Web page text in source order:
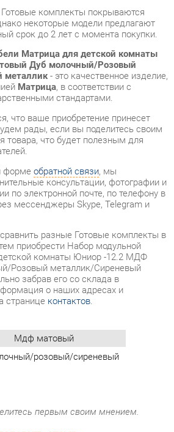
Матрица для детской комнаты
Дуб молочный/Розовый
- это качественное изделие,
Матрица , в соответствии с
стандартами.
ваше приобретение принесет
рады, если вы поделитесь своим
что будет полезным для
обратной связи, мы
консультации, фотографии и
электронной почте, по телефону в
мессенджеры Skype, Telegram и
разные Готовые комплекты в
приобрести Набор модульной
комнаты Юниор -12.2 МДФ
металлик/Сиреневый
забрав его со склада в
о наших адресах и
страницеконтактов.
Мдф матовый
розовый/сиреневый
первым своим мнением.